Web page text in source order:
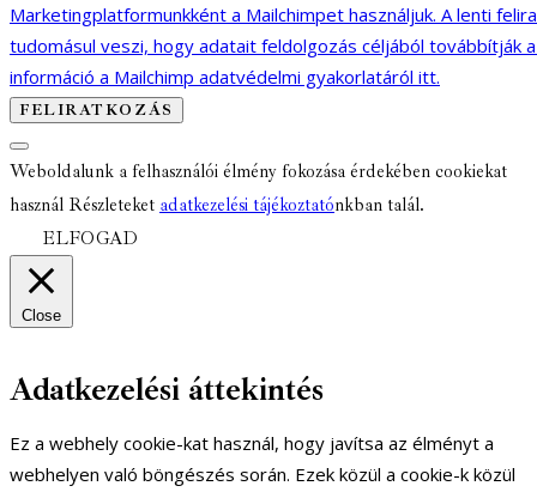
Marketingplatformunkként a Mailchimpet használjuk. A lenti
tudomásul veszi, hogy adatait feldolgozás céljából továbbítják
információ a Mailchimp adatvédelmi gyakorlatáról itt.
Weboldalunk a felhasználói élmény fokozása érdekében cookiekat
használ Részleteket adatkezelési tájékoztatónkban talál.
ELFOGAD
Close
Adatkezelési áttekintés
Ez a webhely cookie-kat használ, hogy javítsa az élményt a
webhelyen való böngészés során. Ezek közül a cookie-k közül